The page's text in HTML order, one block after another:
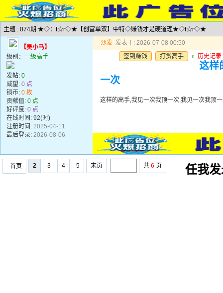
主题 : 074期:★◇：t☆r◇★【创富单双】中特◇赚钱才是硬道理★◇t☆r◇★
【吴小马】
级别： 一级高手
发帖: 0
威望: 0 点
铜币: 0 枚
贡献值: 0 点
好评度: 0 点
在线时间: 92(时)
注册时间: 2025-04-11
最后登录: 2026-08-06
沙发 发表于: 2026-07-08 00:50
签到赚钱
打赏高手 u 历史记录
这样
一次
这样的高手,我见一次我顶一次,我见一次我顶
首页 2 3 4 5 末页 共 6 页 任我发